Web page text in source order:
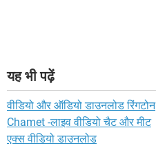
यह भी पढ़ें
वीडियो और ऑडियो डाउनलोड रिंगटोन
Chamet -लाइव वीडियो चैट और मीट
एक्स वीडियो डाउनलोड